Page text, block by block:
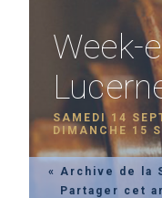
Week-
SAMEDI 14
DIMANCHE 15
« Archive de la
Partager cet